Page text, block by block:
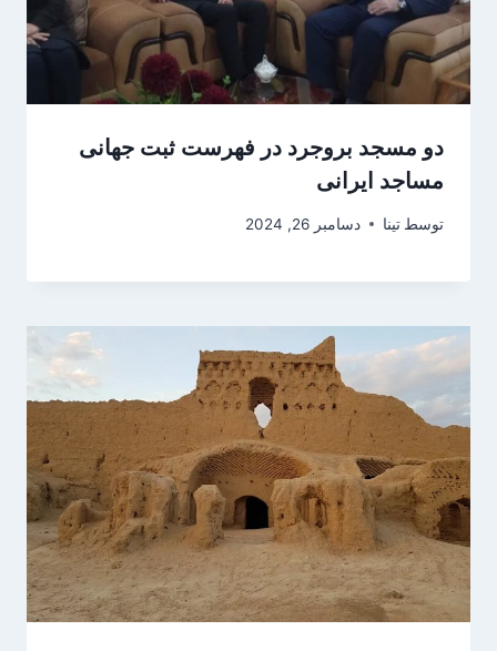
دو مسجد بروجرد در فهرست ثبت جهانی
مساجد ایرانی
توسط تینا دسامبر 26, 2024